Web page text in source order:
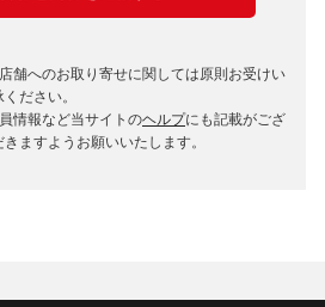
舗へのお取り寄せに関しては原則お受けい
ださい。
情報など当サイトのヘルプにも記載がござ
ますようお願いいたします。